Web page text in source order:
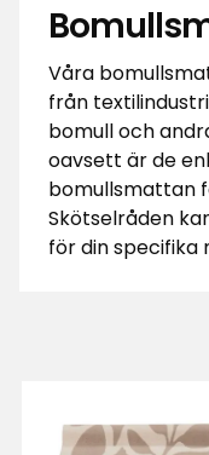
Våra
från
bomull och
oavsett är de
bomullsmattan
Skötselråden
för din specifika